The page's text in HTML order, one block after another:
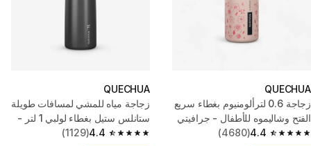
QUECHUA
زجاجة 0.6 لترألومنيوم بغطاء سريع
الفتح وشاليموه للأطفال - جرافيتي
4.4
4.4 out of 5 stars from 4680 reviews
(4680)
QUECHUA
زجاجة مياه للمشي لمسافات طويلة
ستانلس ستيل بغطاء لولبي 1 لتر -
رمادي
4.4
4.4 out of 5 stars from 1129 reviews
(1129)